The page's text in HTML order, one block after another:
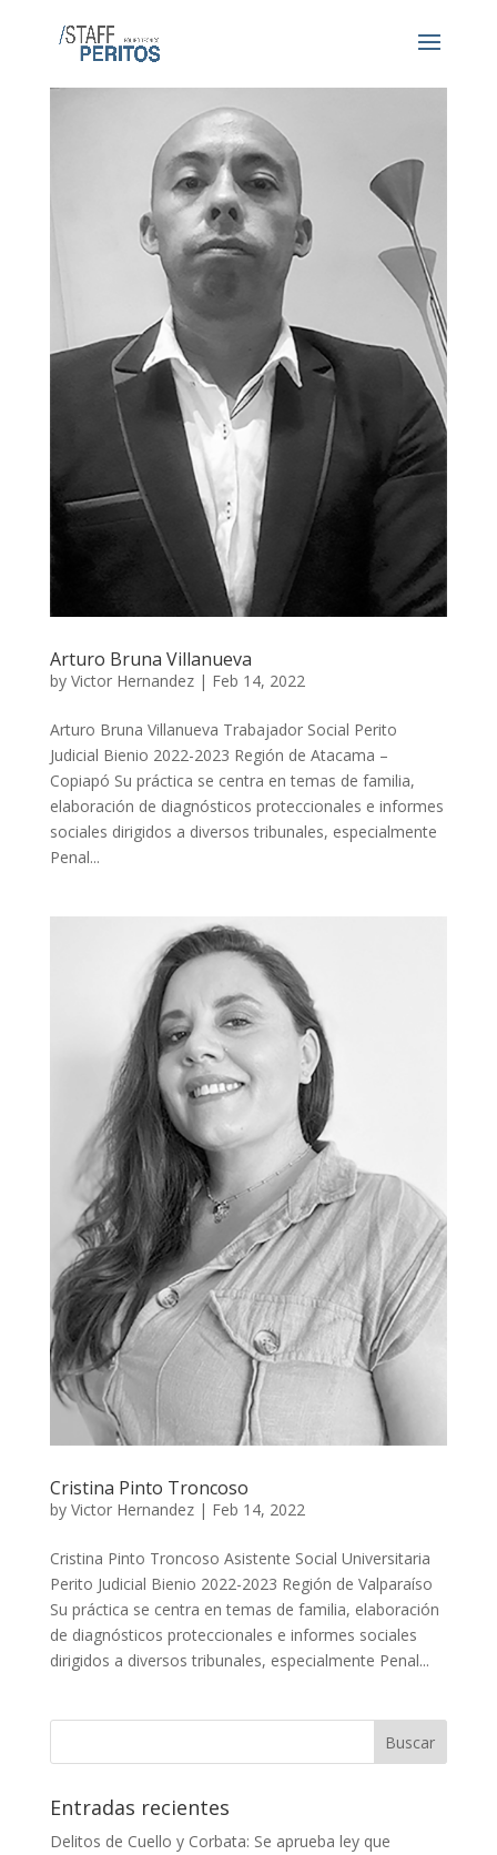
Arturo Bruna Villanueva
by Victor Hernandez| Feb 14, 2022
Arturo Bruna Villanueva Trabajador Social Perito
Judicial Bienio 2022-2023 Región de Atacama –
Copiapó Su práctica se centra en temas de familia,
elaboración de diagnósticos proteccionales e informes
sociales dirigidos a diversos tribunales, especialmente
Penal...
Cristina Pinto Troncoso
by Victor Hernandez| Feb 14, 2022
Cristina Pinto Troncoso Asistente Social Universitaria
Perito Judicial Bienio 2022-2023 Región de Valparaíso
Su práctica se centra en temas de familia, elaboración
de diagnósticos proteccionales e informes sociales
dirigidos a diversos tribunales, especialmente Penal...
Entradas recientes
Delitos de Cuello y Corbata: Se aprueba ley que